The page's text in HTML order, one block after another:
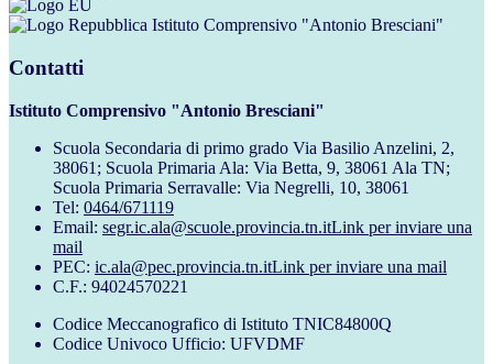
Istituto Comprensivo "Antonio Bresciani"
Contatti
Istituto Comprensivo "Antonio Bresciani"
Scuola Secondaria di primo grado Via Basilio Anzelini, 2,
38061; Scuola Primaria Ala: Via Betta, 9, 38061 Ala TN;
Scuola Primaria Serravalle: Via Negrelli, 10, 38061
Tel: 0464/671119
Email: segr.ic.ala@scuole.provincia.tn.itLink per inviare una
mail
PEC: ic.ala@pec.provincia.tn.itLink per inviare una mail
C.F.: 94024570221
Codice Meccanografico di Istituto TNIC84800Q
Codice Univoco Ufficio: UFVDMF